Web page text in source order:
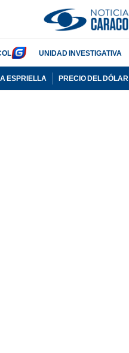
UNIDAD INVESTIGATIVA
ESPRIELLA PRECIO DEL DÓLAR